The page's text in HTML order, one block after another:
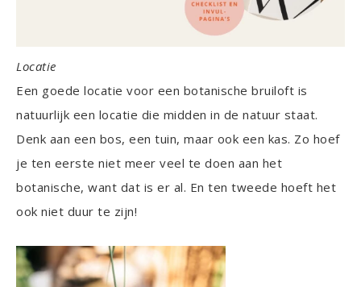
Locatie
Een goede locatie voor een botanische bruiloft is
natuurlijk een locatie die midden in de natuur staat.
Denk aan een bos, een tuin, maar ook een kas. Zo hoef
je ten eerste niet meer veel te doen aan het
botanische, want dat is er al. En ten tweede hoeft het
ook niet duur te zijn!